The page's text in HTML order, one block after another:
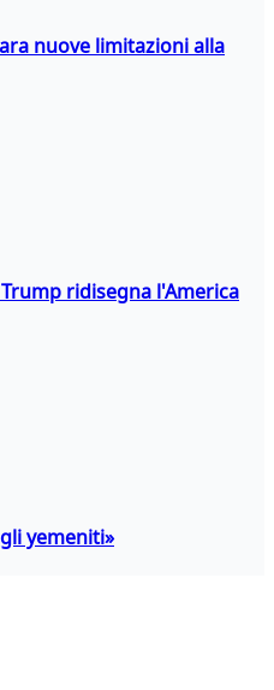
nuove limitazioni alla
ridisegna l'America
yemeniti»